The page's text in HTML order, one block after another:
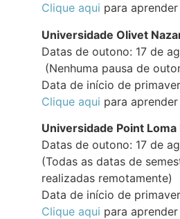
Clique aqui para aprender
Universidade Olivet
Datas de outono: 17 de
(Nenhuma pausa de
Data de início de
Clique aqui para aprender
Universidade Point Loma
Datas de outono: 17 de
(Todas as datas de
realizadas remotamente)
Data de início de
Clique aqui para aprender